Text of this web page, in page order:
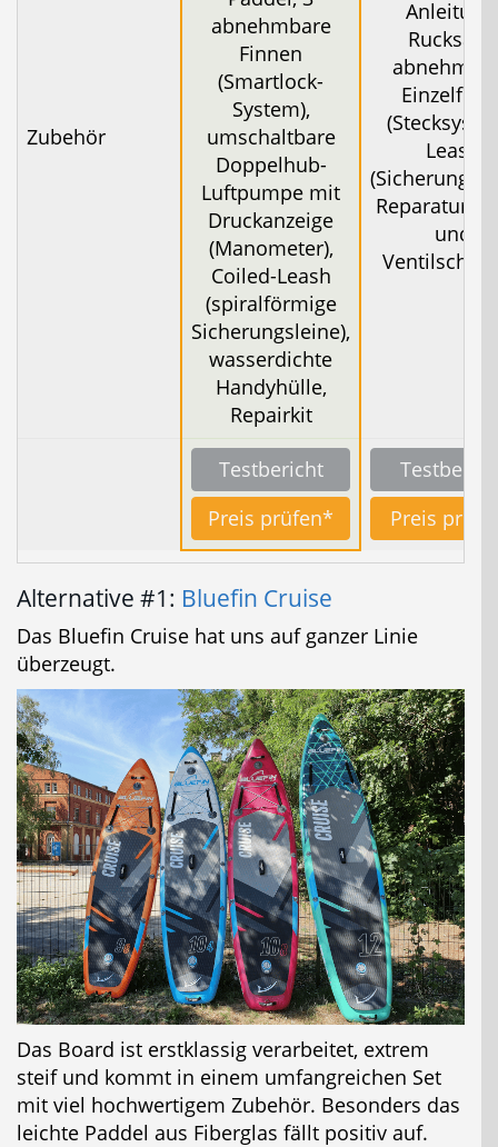
Zubehör
abnehmbare
Finnen
(Smartlock-
System),
umschaltbare
Doppelhub-
Luftpumpe mit
Druckanzeige
(Manometer),
Coiled-Leash
(spiralförmige
Sicherungsleine),
wasserdichte
Handyhülle,
Repairkit
Anleitung,
Rucksack,
Leash
und
Testbericht
Preis prüfen*
Preis
Alternative #1: Bluefin Cruise
Das Bluefin Cruise hat uns auf ganzer Linie
überzeugt.
Das Board ist erstklassig verarbeitet, extrem
steif und kommt in einem umfangreichen Set
mit viel hochwertigem Zubehör. Besonders das
leichte Paddel aus Fiberglas fällt positiv auf.